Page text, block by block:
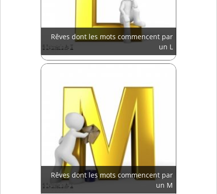
Rêves dont les mots commencent par
un L
Rêves dont les mots commencent par
un M